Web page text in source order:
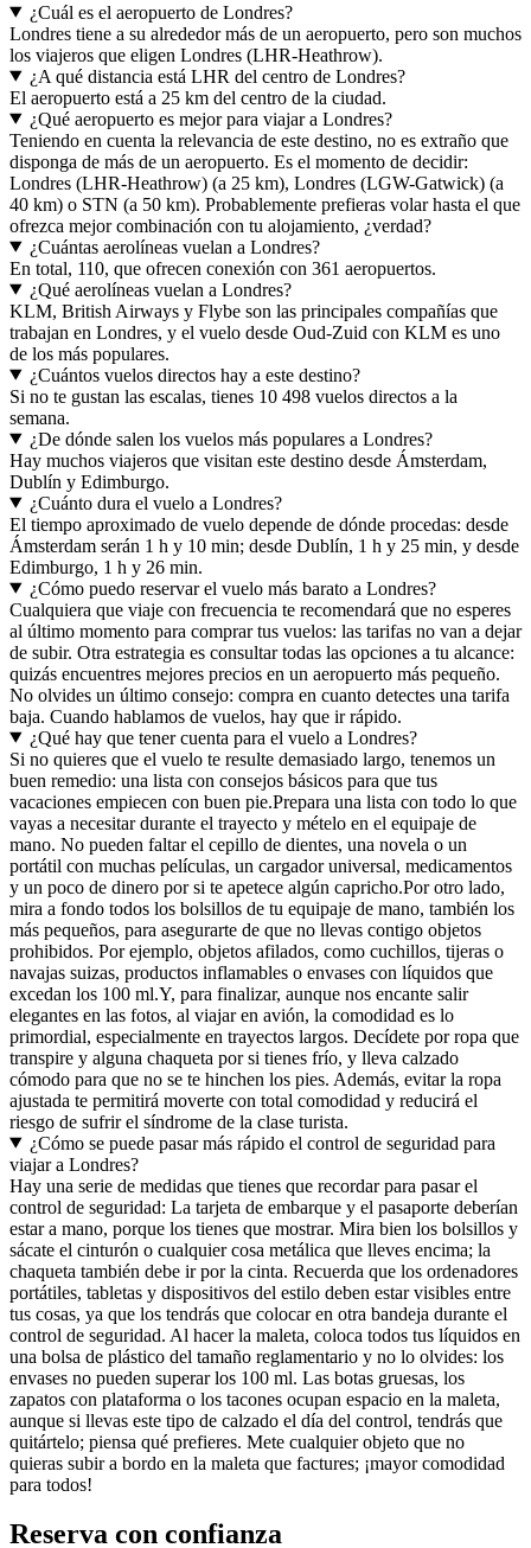
¿Cuál es el aeropuerto de Londres?
Londres tiene a su alrededor más de un aeropuerto, pero son muchos
los viajeros que eligen Londres (LHR-Heathrow).
¿A qué distancia está LHR del centro de Londres?
El aeropuerto está a 25 km del centro de la ciudad.
¿Qué aeropuerto es mejor para viajar a Londres?
Teniendo en cuenta la relevancia de este destino, no es extraño que
disponga de más de un aeropuerto. Es el momento de decidir:
Londres (LHR-Heathrow) (a 25 km), Londres (LGW-Gatwick) (a
40 km) o STN (a 50 km). Probablemente prefieras volar hasta el que
ofrezca mejor combinación con tu alojamiento, ¿verdad?
¿Cuántas aerolíneas vuelan a Londres?
En total, 110, que ofrecen conexión con 361 aeropuertos.
¿Qué aerolíneas vuelan a Londres?
KLM, British Airways y Flybe son las principales compañías que
trabajan en Londres, y el vuelo desde Oud-Zuid con KLM es uno
de los más populares.
¿Cuántos vuelos directos hay a este destino?
Si no te gustan las escalas, tienes 10 498 vuelos directos a la
semana.
¿De dónde salen los vuelos más populares a Londres?
Hay muchos viajeros que visitan este destino desde Ámsterdam,
Dublín y Edimburgo.
¿Cuánto dura el vuelo a Londres?
El tiempo aproximado de vuelo depende de dónde procedas: desde
Ámsterdam serán 1 h y 10 min; desde Dublín, 1 h y 25 min, y desde
Edimburgo, 1 h y 26 min.
¿Cómo puedo reservar el vuelo más barato a Londres?
Cualquiera que viaje con frecuencia te recomendará que no esperes
al último momento para comprar tus vuelos: las tarifas no van a dejar
de subir. Otra estrategia es consultar todas las opciones a tu alcance:
quizás encuentres mejores precios en un aeropuerto más pequeño.
No olvides un último consejo: compra en cuanto detectes una tarifa
baja. Cuando hablamos de vuelos, hay que ir rápido.
¿Qué hay que tener cuenta para el vuelo a Londres?
Si no quieres que el vuelo te resulte demasiado largo, tenemos un
buen remedio: una lista con consejos básicos para que tus
vacaciones empiecen con buen pie.Prepara una lista con todo lo que
vayas a necesitar durante el trayecto y mételo en el equipaje de
mano. No pueden faltar el cepillo de dientes, una novela o un
portátil con muchas películas, un cargador universal, medicamentos
y un poco de dinero por si te apetece algún capricho.Por otro lado,
mira a fondo todos los bolsillos de tu equipaje de mano, también los
más pequeños, para asegurarte de que no llevas contigo objetos
prohibidos. Por ejemplo, objetos afilados, como cuchillos, tijeras o
navajas suizas, productos inflamables o envases con líquidos que
excedan los 100 ml.Y, para finalizar, aunque nos encante salir
elegantes en las fotos, al viajar en avión, la comodidad es lo
primordial, especialmente en trayectos largos. Decídete por ropa que
transpire y alguna chaqueta por si tienes frío, y lleva calzado
cómodo para que no se te hinchen los pies. Además, evitar la ropa
ajustada te permitirá moverte con total comodidad y reducirá el
riesgo de sufrir el síndrome de la clase turista.
¿Cómo se puede pasar más rápido el control de seguridad para
viajar a Londres?
Hay una serie de medidas que tienes que recordar para pasar el
control de seguridad: La tarjeta de embarque y el pasaporte deberían
estar a mano, porque los tienes que mostrar. Mira bien los bolsillos y
sácate el cinturón o cualquier cosa metálica que lleves encima; la
chaqueta también debe ir por la cinta. Recuerda que los ordenadores
portátiles, tabletas y dispositivos del estilo deben estar visibles entre
tus cosas, ya que los tendrás que colocar en otra bandeja durante el
control de seguridad. Al hacer la maleta, coloca todos tus líquidos en
una bolsa de plástico del tamaño reglamentario y no lo olvides: los
envases no pueden superar los 100 ml. Las botas gruesas, los
zapatos con plataforma o los tacones ocupan espacio en la maleta,
aunque si llevas este tipo de calzado el día del control, tendrás que
quitártelo; piensa qué prefieres. Mete cualquier objeto que no
quieras subir a bordo en la maleta que factures; ¡mayor comodidad
para todos!
Reserva con confianza